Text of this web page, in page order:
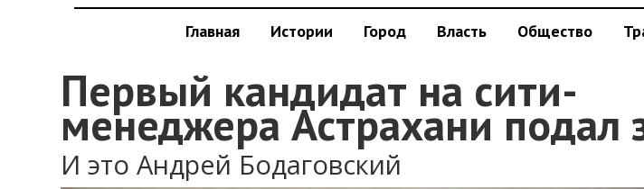
Главная Истории Город Власть Общество
Первый кандидат на сити-
менеджера Астрахани подал
И это Андрей Бодаговский